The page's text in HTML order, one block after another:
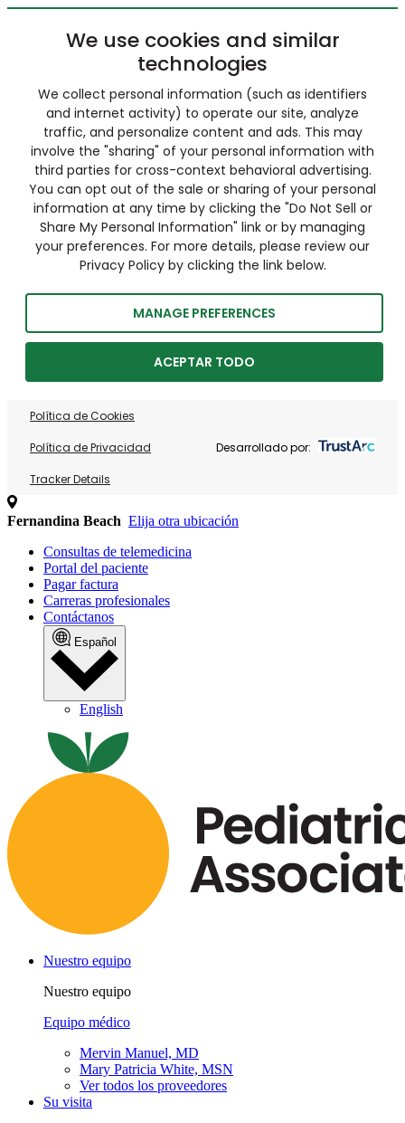
We use cookies and similar
technologies
We collect personal information (such as identifiers
and internet activity) to operate our site, analyze
traffic, and personalize content and ads. This may
involve the "sharing" of your personal information with
third parties for cross-context behavioral advertising.
You can opt out of the sale or sharing of your personal
information at any time by clicking the "Do Not Sell or
Share My Personal Information" link or by managing
your preferences. For more details, please review our
Privacy Policy by clicking the link below.
MANAGE PREFERENCES
ACEPTAR TODO
Política de Cookies
Política de Privacidad
Tracker Details
Desarrollado por:
Fernandina Beach Elija otra ubicación
Consultas de telemedicina
Portal del paciente
Pagar factura
Carreras profesionales
Contáctanos
Español
English
Nuestro equipo
Nuestro equipo
Equipo médico
Mervin Manuel, MD
Mary Patricia White, MSN
Ver todos los proveedores
Su visita